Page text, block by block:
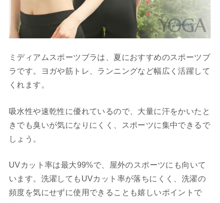
ミディアムスポーツブラは、夏におすすめのスポーツブ
ラです。ヨガや筋トレ、ランニングなど幅広く活躍して
くれます。
吸水性や速乾性に優れているので、大量に汗をかいたと
きでも臭いが気になりにくく、スポーツに集中できるで
しょう。
UVカット率は最大99%で、屋外のスポーツにも向いて
います。洗濯してもUVカット率が落ちにくく、洗濯の
頻度を気にせずに使用できることも嬉しいポイントで